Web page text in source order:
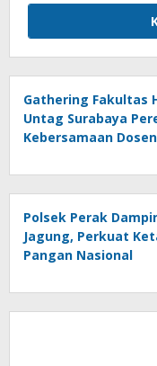
Gathering Fakultas
Untag Surabaya
Kebersamaan
Bali Overland Trip
Polsek Perak
Jagung, Perkuat
Pangan Nasional